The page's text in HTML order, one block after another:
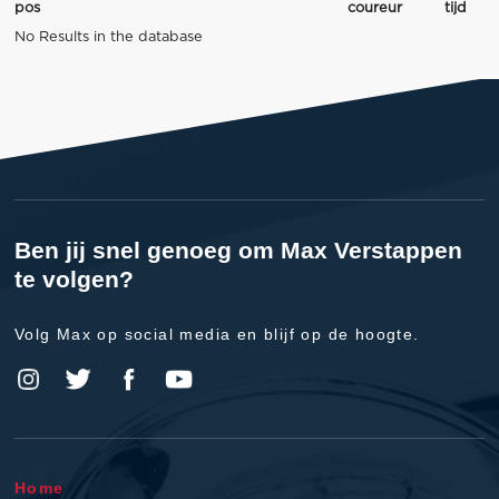
pos coureur
tijd
No Results in the database
Ben jij snel genoeg om Max Verstappen
te volgen?
Volg Max op social media en blijf op de hoogte.
Home